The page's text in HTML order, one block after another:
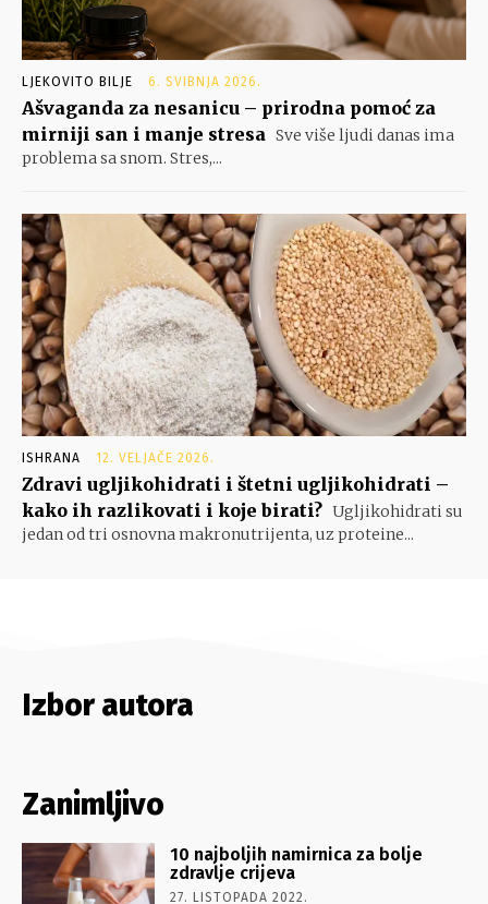
LJEKOVITO BILJE 6. SVIBNJA 2026.
Ašvaganda za nesanicu – prirodna pomoć za
mirniji san i manje stresa Sve više ljudi danas ima
problema sa snom. Stres,...
ISHRANA 12. VELJAČE 2026.
Zdravi ugljikohidrati i štetni ugljikohidrati –
kako ih razlikovati i koje birati? Ugljikohidrati su
jedan od tri osnovna makronutrijenta, uz proteine...
Izbor autora
Zanimljivo
10 najboljih namirnica za bolje
zdravlje crijeva
27. LISTOPADA 2022.